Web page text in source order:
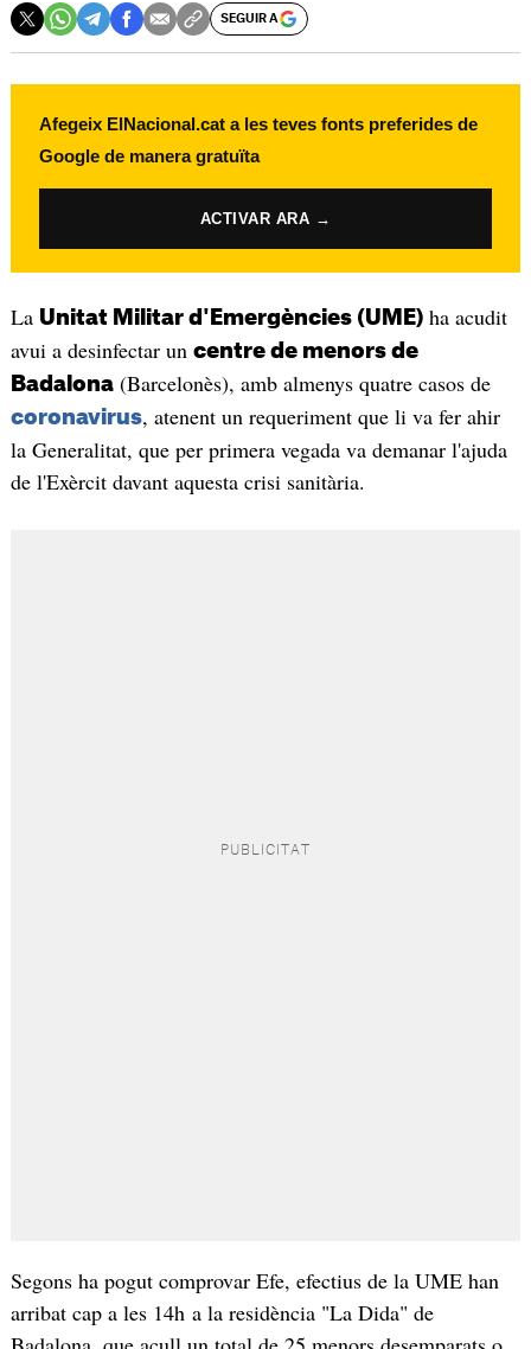
SEGUIR A
Afegeix ElNacional.cat a les teves fonts preferides de
Google de manera gratuïta
ACTIVAR ARA →
La Unitat Militar d'Emergències (UME)ha acudit
avui a desinfectar un centre de menors de
Badalona(Barcelonès), amb almenys quatre casos de
coronavirus, atenent un requeriment que li va fer ahir
la Generalitat, que per primera vegada va demanar l'ajuda
de l'Exèrcit davant aquesta crisi sanitària.
Segons ha pogut comprovar Efe, efectius de la UME han
arribat cap a les 14h a la residència "La Dida" de